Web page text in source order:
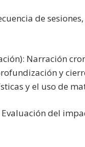
de
Narración
y
y el uso de
Evaluación del